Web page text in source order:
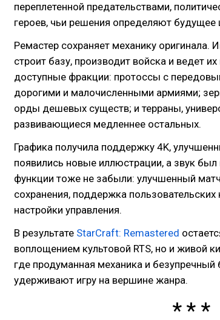
переплетенной предательствами,
героев, чьи решения определяют будущее
Ремастер сохраняет механику оригинала.
строит базу, производит войска и ведет
доступные фракции: протоссы с
дорогими и малочисленными армиями;
орды дешевых существ; и терраны,
развивающиеся медленнее остальных.
Графика получила поддержку 4K,
появились новые иллюстрации, а звук
функции тоже не забыли: улучшенный
сохранения, поддержка пользовательских
настройки управления.
В результате StarCraft: Remastered
воплощением культовой RTS, но и живой
где продуманная механика и безупречный
удерживают игру на вершине жанра.